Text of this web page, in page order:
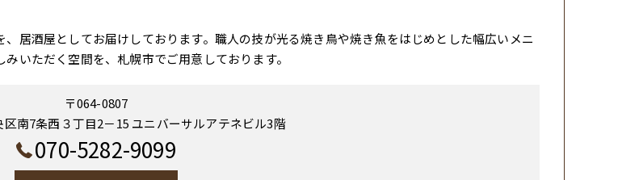
居酒屋としてお届けしております。職人の技が光る焼き鳥や焼き魚をはじめとした幅広いメニ
いただく空間を、札幌市でご用意しております。
〒064-0807
南7条西３丁目2－15 ユニバーサルアテネビル3階
070-5282-9099